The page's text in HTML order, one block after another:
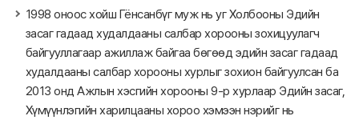
1998 оноос хойш Гёнсанбүг муж нь уг Холбооны Эдийн
засаг гадаад худалдааны салбар хорооны зохицуулагч
байгууллагаар ажиллаж байгаа бөгөөд эдийн засаг гадаад
худалдааны салбар хорооны хурлыг зохион байгуулсан ба
2013 онд Ажлын хэсгийн хорооны 9-р хурлаар Эдийн засаг,
Хүмүүнлэгийн харилцааны хороо хэмээн нэрийг нь